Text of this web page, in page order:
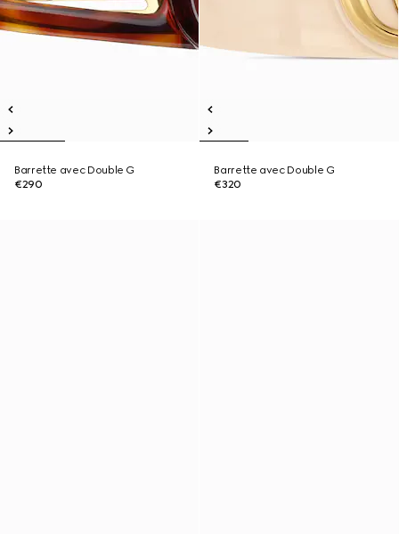
Barrette avec Double G
€290
Barrette avec Double G
€320